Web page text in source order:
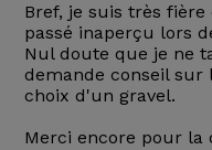
Bref, je suis très
passé inaperçu lors
Nul doute que je ne
demande conseil
choix d'un gravel.
Merci encore pour la